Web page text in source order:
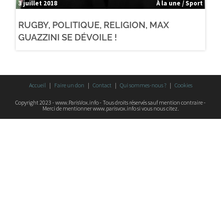
3 juillet 2018 À la une / Sport
RUGBY, POLITIQUE, RELIGION, MAX
GUAZZINI SE DÉVOILE !
Accueil Faire un don Contact Qui sommes-nous ? Cookies
Copyright 2023 - www.ParisVox.info - Tous droits réservés sauf mention contraire -
Merci de mentionner www.parisvox.info si vous nous citez.